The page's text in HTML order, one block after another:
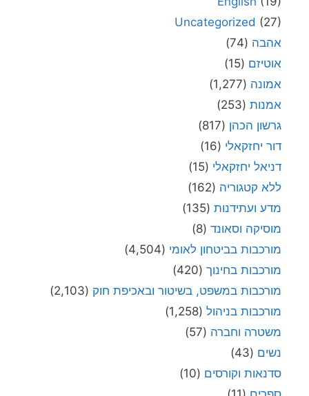
Uncategorized (27)
אהבה (74)
אוטיזם (15)
אמונה (1,277)
אמנות (253)
גרשון הכהן (817)
דור יחזקאלי (16)
דניאל יחזקאלי (15)
ללא קטגוריה (162)
מדע ועתידנות (135)
מוסיקה וסאונד (8)
מורכבות בביטחון לאומי (4,504)
מורכבות בחינוך (420)
מורכבות במשפט, בשיטור ובאכיפת חוק (2,103)
מורכבות בניהול (1,258)
משטרה וחברה (57)
נשים (43)
סדנאות וקורסים (10)